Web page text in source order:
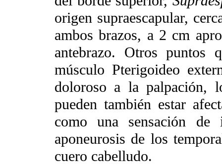
origen supraescapular,
ambos brazos, a 2 cm
antebrazo. Otros puntos
músculo Pterigoideo
doloroso a la palpación,
pueden también estar
como una sensación
aponeurosis de los
cuero cabelludo.